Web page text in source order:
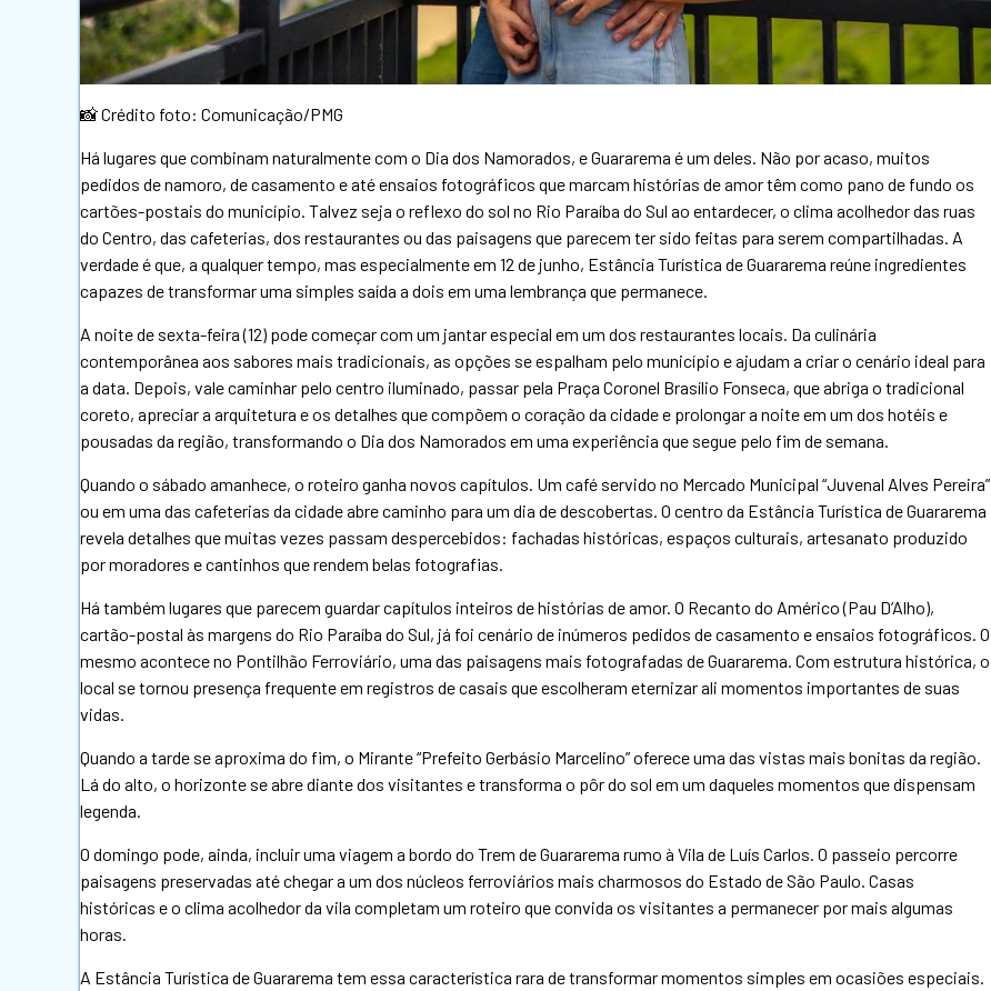
📸 Crédito foto: Comunicação/PMG
Há lugares que combinam naturalmente com o Dia dos Namorados, e Guararema é um deles. Não por acaso, muitos
pedidos de namoro, de casamento e até ensaios fotográficos que marcam histórias de amor têm como pano de fundo os
cartões-postais do município. Talvez seja o reflexo do sol no Rio Paraíba do Sul ao entardecer, o clima acolhedor das ruas
do Centro, das cafeterias, dos restaurantes ou das paisagens que parecem ter sido feitas para serem compartilhadas. A
verdade é que, a qualquer tempo, mas especialmente em 12 de junho, Estância Turística de Guararema reúne ingredientes
capazes de transformar uma simples saída a dois em uma lembrança que permanece.
A noite de sexta-feira (12) pode começar com um jantar especial em um dos restaurantes locais. Da culinária
contemporânea aos sabores mais tradicionais, as opções se espalham pelo município e ajudam a criar o cenário ideal para
a data. Depois, vale caminhar pelo centro iluminado, passar pela Praça Coronel Brasílio Fonseca, que abriga o tradicional
coreto, apreciar a arquitetura e os detalhes que compõem o coração da cidade e prolongar a noite em um dos hotéis e
pousadas da região, transformando o Dia dos Namorados em uma experiência que segue pelo fim de semana.
Quando o sábado amanhece, o roteiro ganha novos capítulos. Um café servido no Mercado Municipal “Juvenal Alves Pereira”
ou em uma das cafeterias da cidade abre caminho para um dia de descobertas. O centro da Estância Turística de Guararema
revela detalhes que muitas vezes passam despercebidos: fachadas históricas, espaços culturais, artesanato produzido
por moradores e cantinhos que rendem belas fotografias.
Há também lugares que parecem guardar capítulos inteiros de histórias de amor. O Recanto do Américo (Pau D’Alho),
cartão-postal às margens do Rio Paraíba do Sul, já foi cenário de inúmeros pedidos de casamento e ensaios fotográficos. O
mesmo acontece no Pontilhão Ferroviário, uma das paisagens mais fotografadas de Guararema. Com estrutura histórica, o
local se tornou presença frequente em registros de casais que escolheram eternizar ali momentos importantes de suas
vidas.
Quando a tarde se aproxima do fim, o Mirante “Prefeito Gerbásio Marcelino” oferece uma das vistas mais bonitas da região.
Lá do alto, o horizonte se abre diante dos visitantes e transforma o pôr do sol em um daqueles momentos que dispensam
legenda.
O domingo pode, ainda, incluir uma viagem a bordo do Trem de Guararema rumo à Vila de Luís Carlos. O passeio percorre
paisagens preservadas até chegar a um dos núcleos ferroviários mais charmosos do Estado de São Paulo. Casas
históricas e o clima acolhedor da vila completam um roteiro que convida os visitantes a permanecer por mais algumas
horas.
A Estância Turística de Guararema tem essa característica rara de transformar momentos simples em ocasiões especiais.